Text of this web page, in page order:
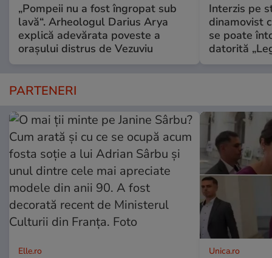
„Pompeii nu a fost îngropat sub
lavă“. Arheologul Darius Arya
explică adevărata poveste a
orașului distrus de Vezuviu
Interzis pe
dinamovist
se poate
datorită
PARTENERI
Elle.ro Unica.ro